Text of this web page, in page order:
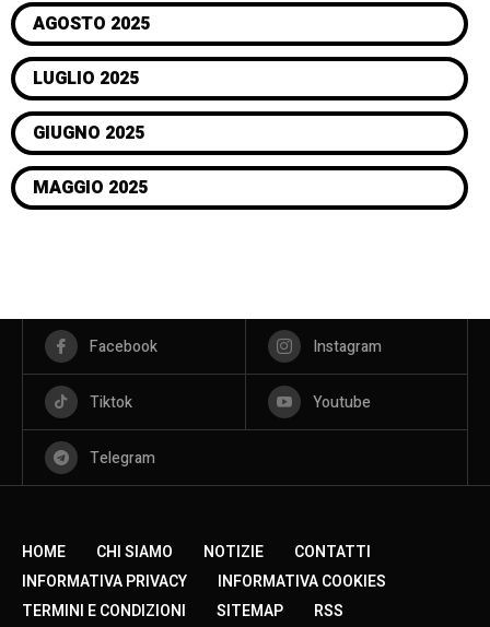
AGOSTO 2025
LUGLIO 2025
GIUGNO 2025
MAGGIO 2025
Facebook Instagram
Tiktok Youtube
Telegram
HOME CHI SIAMO NOTIZIE
CONTATTI
INFORMATIVA PRIVACY
INFORMATIVA COOKIES
TERMINI E CONDIZIONI
SITEMAP RSS